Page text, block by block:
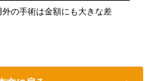
の手術は金額にも大きな差